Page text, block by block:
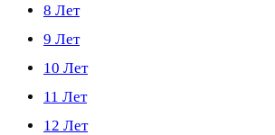
8 Лет
9 Лет
10 Лет
11 Лет
12 Лет